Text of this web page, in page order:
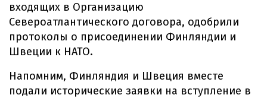
входящих в Организацию
Североатлантического договора, одобрили
протоколы о присоединении Финляндии и
Швеции к НАТО.
Напомним, Финляндия и Швеция вместе
подали исторические заявки на вступление в